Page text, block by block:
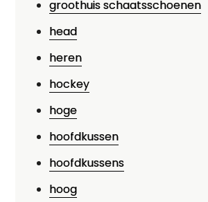
groothuis schaatsschoenen
head
heren
hockey
hoge
hoofdkussen
hoofdkussens
hoog